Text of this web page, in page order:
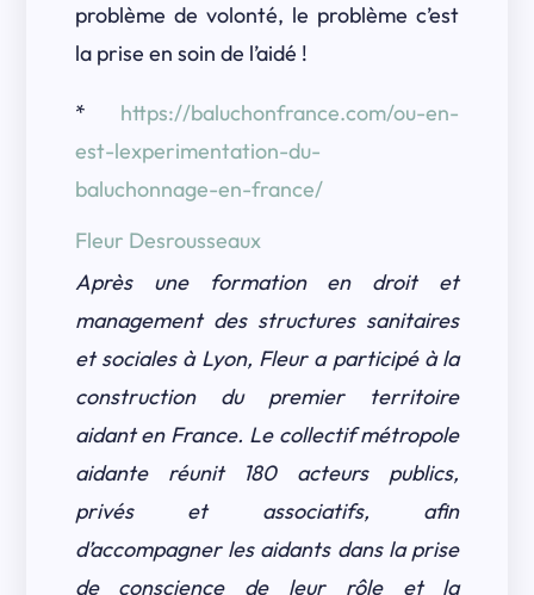
problème de volonté, le problème c’est
la prise en soin de l’aidé !
* https://baluchonfrance.com/ou-en-
est-lexperimentation-du-
baluchonnage-en-france/
Fleur Desrousseaux
Après une formation en droit et
management des structures sanitaires
et sociales à Lyon, Fleur a participé à la
construction du premier territoire
aidant en France. Le collectifmétropole
aidante réunit 180 acteurs publics,
privés et associatifs, afin
d’accompagner les aidants dans la prise
de conscience de leur rôle et la